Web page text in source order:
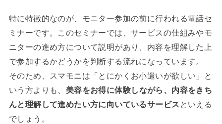
特に特徴的なのが、モニター参加の前に行われる電話セ
ミナーです。このセミナーでは、サービスの仕組みやモ
ニターの進め方について説明があり、内容を理解した上
で参加するかどうかを判断する流れになっています。
そのため、スマモニは「とにかくお小遣いが欲しい」と
いう方よりも、 美容をお得に体験しながら、内容をきち
んと理解して進めたい方に向いているサービス といえる
でしょう。